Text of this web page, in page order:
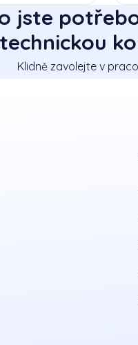
jste
technickou
Klidně zavolejte v